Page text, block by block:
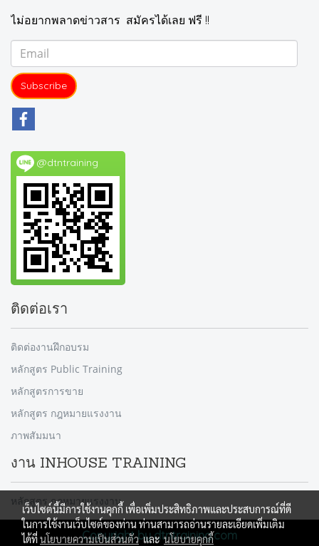
ไม่อยากพลาดข่าวสาร สมัครได้เลย ฟรี !!
Subscribe
@dtntraining
ติดต่อเรา
ติดต่องานฝึกอบรม
หลักสูตร Public Training
หลักสูตรการขาย
หลักสูตร กฎหมายแรงงาน
ภาพสัมมนา
งาน INHOUSE TRAINING
หลักสูตร กฎหมายแรงงาน
Copyright by dtntraining.com
เว็บไซต์นี้มีการใช้งานคุกกี้ เพื่อเพิ่มประสิทธิภาพและประสบการณ์ที่ดี
ในการใช้งานเว็บไซต์ของท่าน ท่านสามารถอ่านรายละเอียดเพิ่มเติม
ได้ที่นโยบายความเป็นส่วนตัวและนโยบายคุกกี้